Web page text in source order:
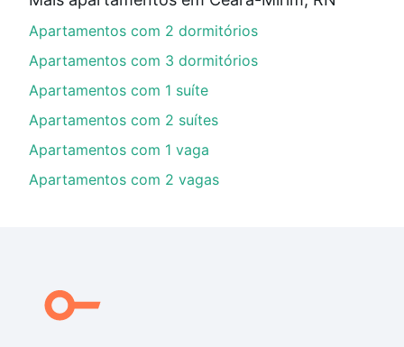
financiamento imobiliário as parcelas podem se
portal quanto custa comprar um apartamento
Apartamentos com 2 dormitórios
Apartamentos com 3 dormitórios
Apartamentos com 1 suíte
Apartamentos com 2 suítes
Apartamentos com 1 vaga
Apartamentos com 2 vagas